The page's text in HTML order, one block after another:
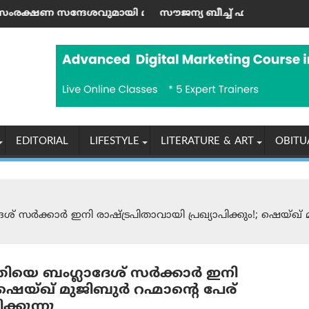
ബ്ലൂ ട്രിവാൻഡ്രം ഹെറിറ്റേജ് റൺ ഓഗസ്റ്റ് 9 ന്
സൗജന്യ ബീച്ച് ഫിറ്റ്നസ് പ്രോ​ഗ്രാം മുതൽ
EDITORIAL LIFESTYLE LITERATURE & ART
സർക്കാർ ഇനി രാഷ്ട്രപിതാവായി പ്രഖ്യാപിക്കും!;
ബംഗ്ലാദേശ് സർക്കാർ ഇനി
ഷെയ്ഖ് മുജിബുർ റഹ്മാന്റെ പേര്